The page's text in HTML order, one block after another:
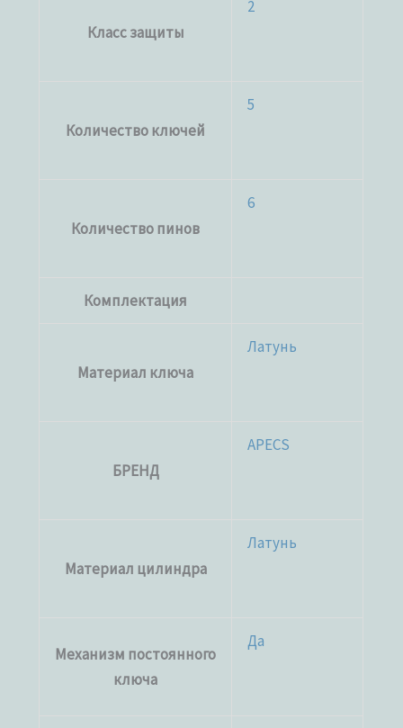
Класс защиты
2
Количество ключей
5
Количество пинов
6
Комплектация
Материал ключа
Латунь
БРЕНД
APECS
Материал цилиндра
Латунь
Механизм постоянного
ключа
Да